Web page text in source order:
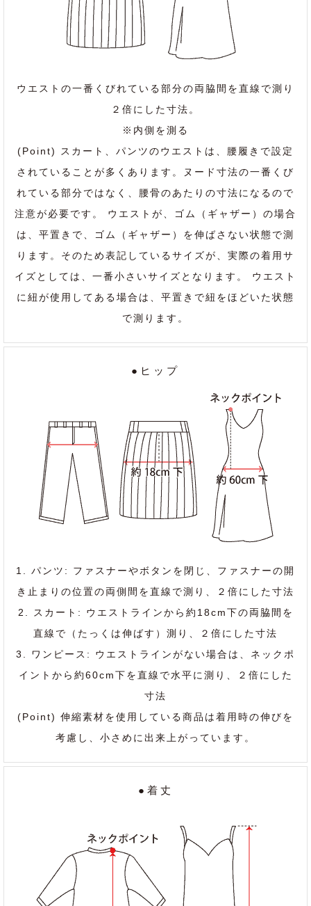
ウエストの一番くびれている部分の両脇間を直線で測り
２倍にした寸法。
※内側を測る
(Point) スカート、パンツのウエストは、腰履きで設定
されていることが多くあります。ヌード寸法の一番くび
れている部分ではなく、腰骨のあたりの寸法になるので
注意が必要です。 ウエストが、ゴム（ギャザー）の場合
は、平置きで、ゴム（ギャザー）を伸ばさない状態で測
ります。そのため表記しているサイズが、実際の着用サ
イズとしては、一番小さいサイズとなります。 ウエスト
に紐が使用してある場合は、平置きで紐をほどいた状態
で測ります。
●ヒップ
1. パンツ: ファスナーやボタンを閉じ、ファスナーの開
き止まりの位置の両側間を直線で測り、２倍にした寸法
2. スカート: ウエストラインから約18cm下の両脇間を
直線で（たっくは伸ばす）測り、２倍にした寸法
3. ワンピース: ウエストラインがない場合は、ネックポ
イントから約60cm下を直線で水平に測り、２倍にした
寸法
(Point) 伸縮素材を使用している商品は着用時の伸びを
考慮し、小さめに出来上がっています。
●着丈